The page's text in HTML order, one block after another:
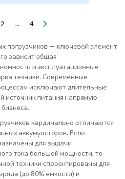
2 ... 4
погрузчиков — ключевой элемент
зависит общая
и эксплуатационные
техники. Современные
исключают длительные
источник питания напрямую
кардинально отличаются
аккумуляторов. Если
для выдачи
тока большой мощности, то
техники спроектированы для
(до 80% емкости) и